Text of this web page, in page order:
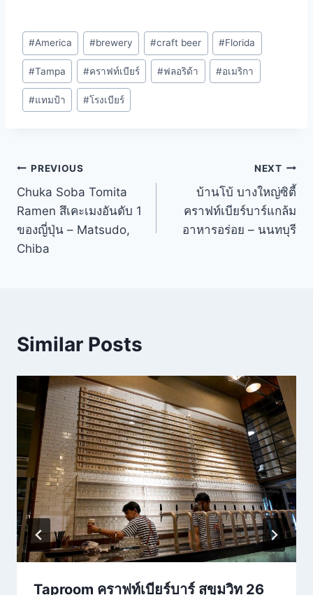
Post
Tags:
#America #brewery #craft beer #Florida
#Tampa #คราฟท์เบียร์ #ฟลอริด้า #อเมริกา
#แทมป้า #โรงเบียร์
Post
navigation
PREVIOUS
Chuka Soba Tomita
Ramen สึเคะเมงอันดับ 1
ของญี่ปุ่น – Matsudo,
Chiba
NEXT
บ้านโบ้ บางใหญ่ซิตี้
คราฟท์เบียร์บาร์แกล้ม
อาหารอร่อย – นนทบุรี
Similar Posts
Taproom คราฟท์เบียร์บาร์ สุขุมวิท 26